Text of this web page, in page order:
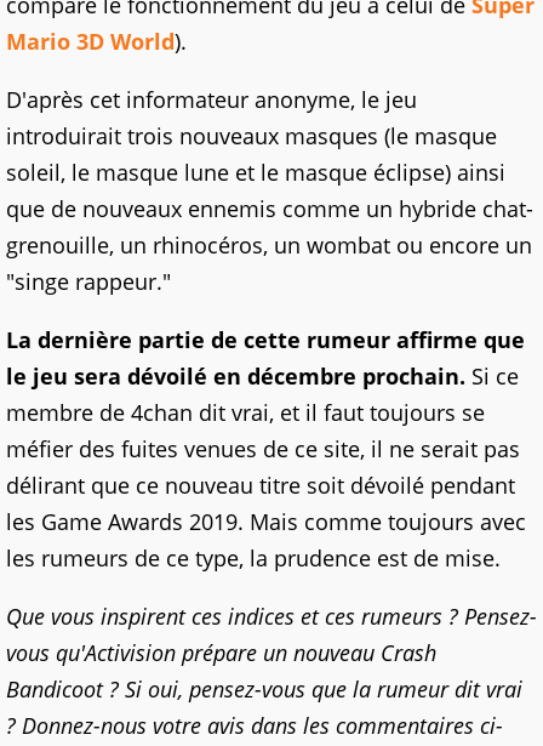
Mario 3D World).
D'après cet informateur anonyme, le jeu
introduirait trois nouveaux masques (le masque
soleil, le masque lune et le masque éclipse) ainsi
que de nouveaux ennemis comme un hybride chat-
grenouille, un rhinocéros, un wombat ou encore un
"singe rappeur."
La dernière partie de cette rumeur affirme que
le jeu sera dévoilé en décembre prochain. Si ce
membre de 4chan dit vrai, et il faut toujours se
méfier des fuites venues de ce site, il ne serait pas
délirant que ce nouveau titre soit dévoilé pendant
les Game Awards 2019. Mais comme toujours avec
les rumeurs de ce type, la prudence est de mise.
Que vous inspirent ces indices et ces rumeurs ? Pensez-
vous qu'Activision prépare un nouveau Crash
Bandicoot ? Si oui, pensez-vous que la rumeur dit vrai
? Donnez-nous votre avis dans les commentaires ci-